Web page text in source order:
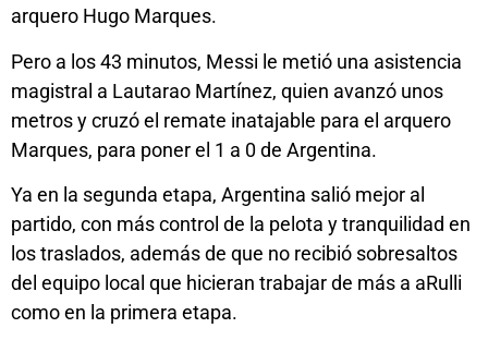
arquero Hugo Marques.
Pero a los 43 minutos, Messi le metió una asistencia
magistral a Lautarao Martínez, quien avanzó unos
metros y cruzó el remate inatajable para el arquero
Marques, para poner el 1 a 0 de Argentina.
Ya en la segunda etapa, Argentina salió mejor al
partido, con más control de la pelota y tranquilidad en
los traslados, además de que no recibió sobresaltos
del equipo local que hicieran trabajar de más a aRulli
como en la primera etapa.